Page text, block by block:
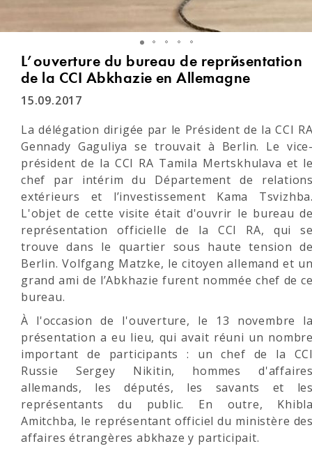
L’ouverture du bureau de représentation
de la CCI Abkhazie en Allemagne
15.09.2017
La délégation dirigée par le Président de la CCI
Gennady Gaguliya se trouvait à Berlin. Le
président de la CCI RA Tamila Mertskhulava et
chef par intérim du Département de
extérieurs et l’investissement Kama
L'objet de cette visite était d'ouvrir le bureau
représentation officielle de la CCI RA, qui
trouve dans le quartier sous haute tension
Berlin. Volfgang Matzke, le citoyen allemand et
grand ami de l’Abkhazie furent nommée chef de
bureau.
À l'occasion de l'ouverture, le 13 novembre
présentation a eu lieu, qui avait réuni un
important de participants : un chef de la
Russie Sergey Nikitin, hommes
allemands, les députés, les savants et
représentants du public. En outre,
Amitchba, le représentant officiel du ministère
affaires étrangères abkhaze y participait.